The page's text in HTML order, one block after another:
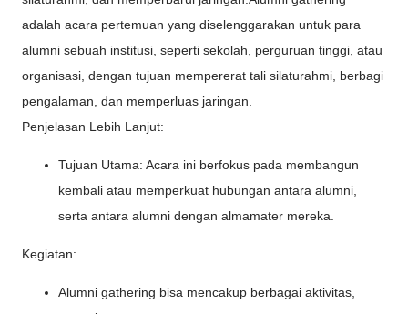
adalah acara pertemuan yang diselenggarakan untuk para
alumni sebuah institusi, seperti sekolah, perguruan tinggi, atau
organisasi, dengan tujuan mempererat tali silaturahmi, berbagi
pengalaman, dan memperluas jaringan.
Penjelasan Lebih Lanjut:
Tujuan Utama: Acara ini berfokus pada membangun
kembali atau memperkuat hubungan antara alumni,
serta antara alumni dengan almamater mereka.
Kegiatan:
Alumni gathering bisa mencakup berbagai aktivitas,